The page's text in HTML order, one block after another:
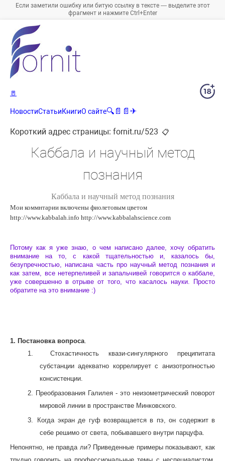
Если заметили ошибку или битую ссылку в тексте — выделите этот
фрагмент и нажмите Ctrl+Enter
🚪
НовостиСтатьиКнигиО сайте🔍 📄 📄 ✈
Короткий адрес страницы: fornit.ru/523 📋
Каббала и научный метод
познания
Каббала и научный метод познания
Мои коммнтарии включены фиолетовым цветом
http://www.kabbalah.info http://www.kabbalahscience.com
Потому как я уже знаю, о чем написано далее, хочу обратить
внимание на то, с какой тщательностью и, казалось бы,
безупречностью, написана часть про научный метод познания и
как затем, все нетерпеливей и запальчивей говорится о каббале,
уже совершенно в отрыве от того, что касалось науки. Просто
обратите на это внимание :)
1. Постановка вопроса
1.
Стохастичность квази-сингулярного преципитата
субстанции адекватно коррелирует с анизотропностью
консистенции.
2.
Преобразования Галилея - это неизометрический поворот
мировой линии в пространстве Минковского.
3.
Когда экран де гуф возвращается в пэ, он содержит в
себе решимо от света, побывавшего внутри парцуфа.
Непонятно, не правда ли? Приведенные примеры показывают, как